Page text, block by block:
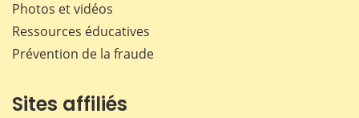
Photos et vidéos
Ressources éducatives
Prévention de la fraude
Sites affiliés